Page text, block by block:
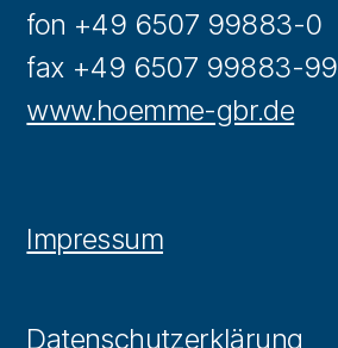
fon +49 6507 99883-0
fax +49 6507 99883-99
www.hoemme-gbr.de
Impressum
Datenschutzerklärung